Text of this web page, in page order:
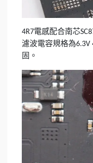
4R7電感配合南芯
濾波電容規格為6.3V
固。